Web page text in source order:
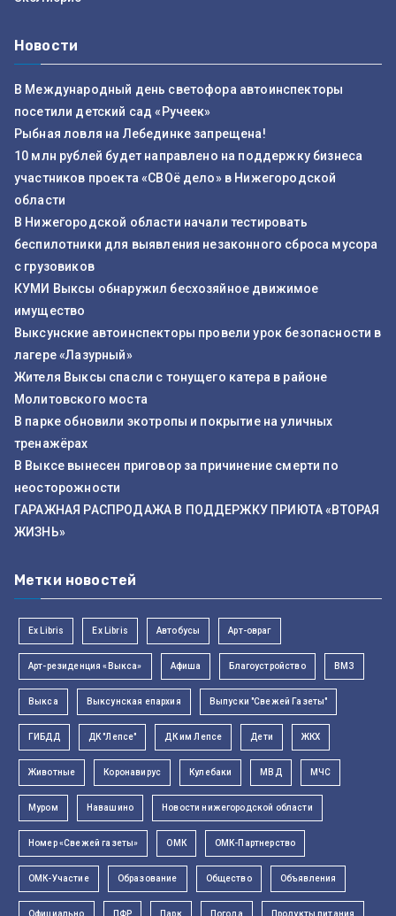
Новости
В Международный день светофора автоинспекторы
посетили детский сад «Ручеек»
Рыбная ловля на Лебединке запрещена!
10 млн рублей будет направлено на поддержку бизнеса
участников проекта «СВОё дело» в Нижегородской
области
В Нижегородской области начали тестировать
беспилотники для выявления незаконного сброса мусора
с грузовиков
КУМИ Выксы обнаружил бесхозяйное движимое
имущество
Выксунские автоинспекторы провели урок безопасности в
лагере «Лазурный»
Жителя Выксы спасли с тонущего катера в районе
Молитовского моста
В парке обновили экотропы и покрытие на уличных
тренажёрах
В Выксе вынесен приговор за причинение смерти по
неосторожности
ГАРАЖНАЯ РАСПРОДАЖА В ПОДДЕРЖКУ ПРИЮТА «ВТОРАЯ
ЖИЗНЬ»
Метки новостей
Ex Libris Ex Libris Автобусы Арт-овраг
Арт-резиденция «Выкса» Афиша Благоустройство ВМЗ
Выкса Выксунская епархия Выпуски "Свежей Газеты"
ГИБДД ДК "Лепсе" ДК им Лепсе Дети ЖКХ
Животные Коронавирус Кулебаки МВД МЧС
Муром Навашино Новости нижегородской области
Номер «Свежей газеты» ОМК ОМК-Партнерство
ОМК-Участие Образование Общество Объявления
Официально ПФР Парк Погода Продукты питания